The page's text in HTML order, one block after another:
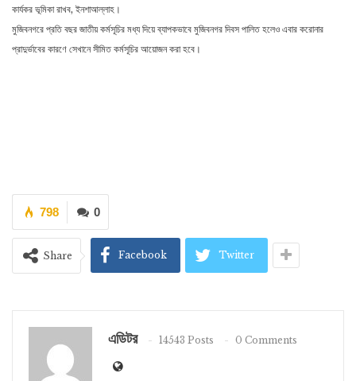
কার্যকর ভূমিকা রাখব, ইনশাআল্লাহ।
মুজিবনগরে প্রতি বছর জাতীয় কর্মসূচির মধ্য দিয়ে ব্যাপকভাবে মুজিবনগর দিবস পালিত হলেও এবার করোনার
প্রাদুর্ভাবের কারণে সেখানে সীমিত কর্মসূচির আয়োজন করা হবে।
0
798
Share Facebook Twitter
এডিটর 14543 Posts 0 Comments